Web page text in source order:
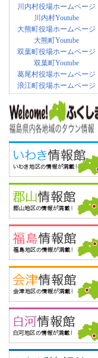
川内村役場ホームページ
川内村Youtube
大熊町役場ホームページ
大熊町Youtube
双葉町役場ホームページ
双葉町Youtube
葛尾村役場ホームページ
浪江町役場ホームページ